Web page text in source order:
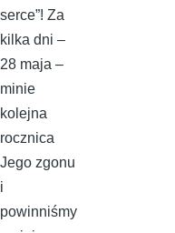
serce”! Za
kilka dni –
28 maja –
minie
kolejna
rocznica
Jego zgonu
i
powinniśmy